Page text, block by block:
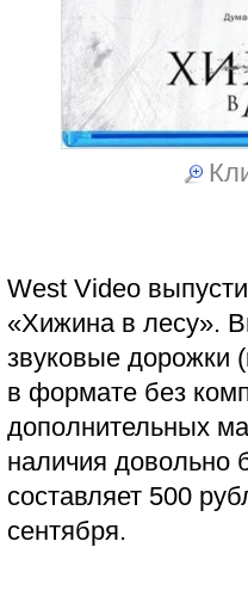
West Video
«Хижина в лесу».
звуковые дорожки
в формате без
дополнительных
наличия довольно
составляет 500
сентября.